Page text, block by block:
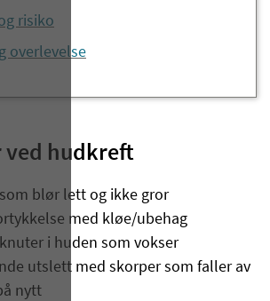
risiko
overlevelse
ved hudkreft
blør lett og ikke gror
med kløe/ubehag
i huden som vokser
utslett med skorper som faller av
nytt